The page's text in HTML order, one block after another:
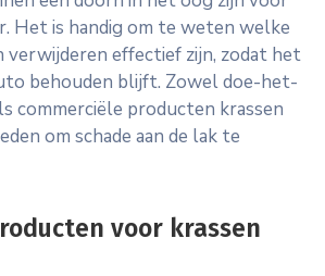
Het is handig om te weten welke
verwijderen effectief zijn, zodat het
behouden blijft. Zowel doe-het-
commerciële producten krassen
om schade aan de lak te
voor krassen